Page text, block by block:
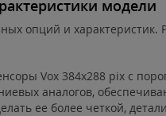
модели
опций и характеристик.
Vox 384х288 pix с
аналогов,
ее более четкой,